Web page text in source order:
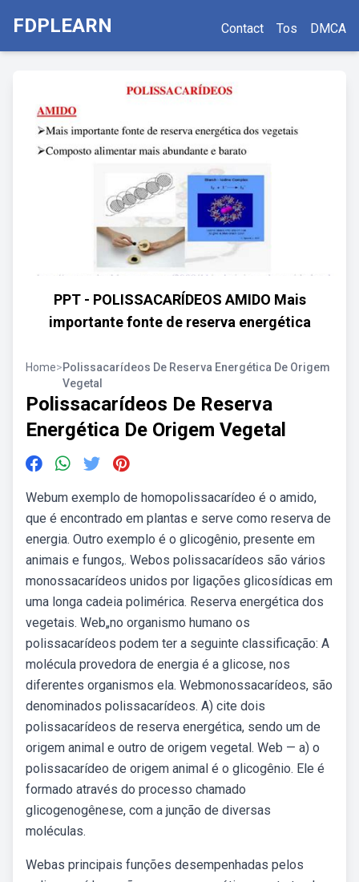
FDPLEARN Contact Tos DMCA
PPT - POLISSACARÍDEOS AMIDO Mais
importante fonte de reserva energética
Home>Polissacarídeos De Reserva Energética De Origem
Vegetal
Polissacarídeos De Reserva
Energética De Origem Vegetal
Webum exemplo de homopolissacarídeo é o amido,
que é encontrado em plantas e serve como reserva de
energia. Outro exemplo é o glicogênio, presente em
animais e fungos,. Webos polissacarídeos são vários
monossacarídeos unidos por ligações glicosídicas em
uma longa cadeia polimérica. Reserva energética dos
vegetais. Web„no organismo humano os
polissacarídeos podem ter a seguinte classificação: A
molécula provedora de energia é a glicose, nos
diferentes organismos ela. Webmonossacarídeos, são
denominados polissacarídeos. A) cite dois
polissacarídeos de reserva energética, sendo um de
origem animal e outro de origem vegetal. Web — a) o
polissacarídeo de origem animal é o glicogênio. Ele é
formado através do processo chamado
glicogenogênese, com a junção de diversas
moléculas.
Webas principais funções desempenhadas pelos